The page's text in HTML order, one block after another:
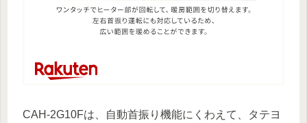
CAH-2G10Fは、自動首振り機能にくわえて、タテヨ